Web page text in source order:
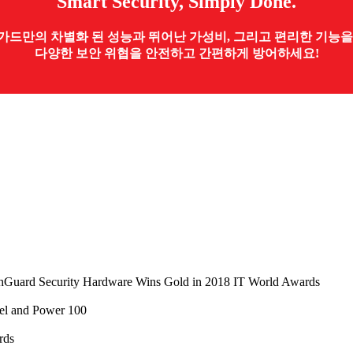
드만의 차별화 된 성능과 뛰어난 가성비, 그리고 편리한 기능
다양한 보안 위협을 안전하고 간편하게 방어하세요!